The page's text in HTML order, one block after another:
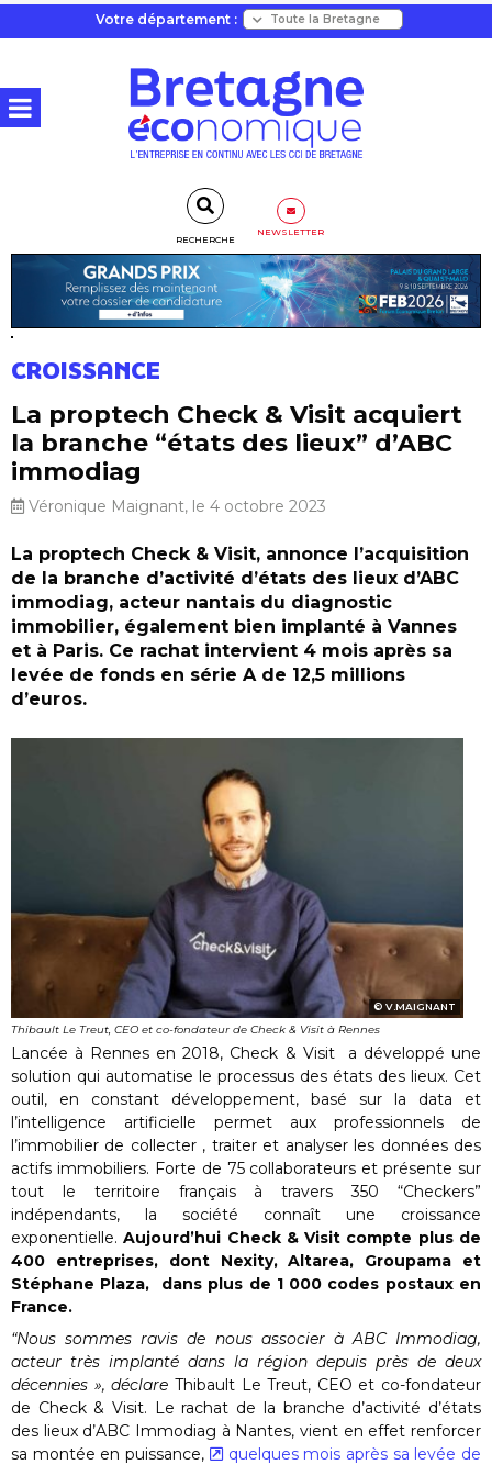
Votre département :
RECHERCHE
NEWSLETTER
CROISSANCE
La proptech Check & Visit acquiert
la branche “états des lieux” d’ABC
immodiag
Véronique Maignant, le 4 octobre 2023
La proptech Check & Visit, annonce l’acquisition
de la branche d’activité d’états des lieux d’ABC
immodiag, acteur nantais du diagnostic
immobilier, également bien implanté à Vannes
et à Paris. Ce rachat intervient 4 mois après sa
levée de fonds en série A de 12,5 millions
d’euros.
V.MAIGNANT
Thibault Le Treut, CEO et co-fondateur de Check & Visit à Rennes
Lancée à Rennes en 2018, Check & Visit a développé une
solution qui automatise le processus des états des lieux. Cet
outil, en constant développement, basé sur la data et
l’intelligence artificielle permet aux professionnels de
l’immobilier de collecter , traiter et analyser les données des
actifs immobiliers. Forte de 75 collaborateurs et présente sur
tout le territoire français à travers 350 “Checkers”
indépendants, la société connaît une croissance
exponentielle.Aujourd’hui Check & Visit compte plus de
400 entreprises, dont Nexity, Altarea, Groupama et
Stéphane Plaza, dans plus de 1 000 codes postaux en
France.
“Nous sommes ravis de nous associer à ABC Immodiag,
acteur très implanté dans la région depuis près de deux
décennies », déclare Thibault Le Treut, CEO et co-fondateur
de Check & Visit. Le rachat de la branche d’activité d’états
des lieux d’ABC Immodiag à Nantes, vient en effet renforcer
sa montée en puissance,
quelques mois après sa levée de